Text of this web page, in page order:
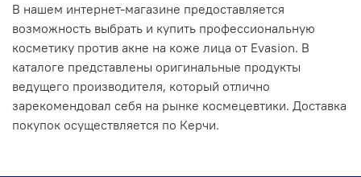
В нашем интернет-магазине предоставляется
возможность выбрать и купить профессиональную
косметику против акне на коже лица от Evasion. В
каталоге представлены оригинальные продукты
ведущего производителя, который отлично
зарекомендовал себя на рынке космецевтики. Доставка
покупок осуществляется по Керчи.